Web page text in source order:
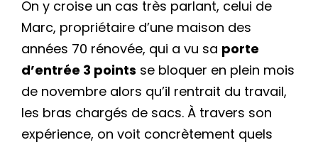
On y croise un cas très parlant, celui de
Marc, propriétaire d’une maison des
années 70 rénovée, qui a vu sa porte
d’entrée 3 points se bloquer en plein mois
de novembre alors qu’il rentrait du travail,
les bras chargés de sacs. À travers son
expérience, on voit concrètement quels